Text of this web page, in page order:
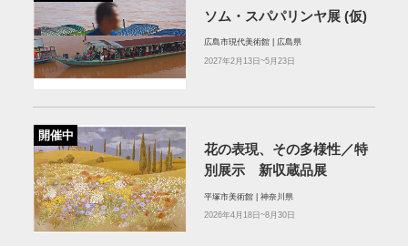
ソム・スパパリンヤ展 (仮)
広島市現代美術館 | 広島県
2027年2月13日~5月23日
開催中
花の表現、その多様性／特
別展示 新収蔵品展
平塚市美術館 | 神奈川県
2026年4月18日~8月30日